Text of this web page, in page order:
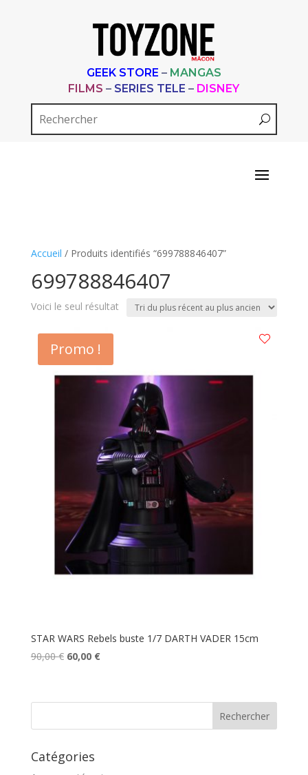
GEEK STORE – MANGAS
FILMS – SERIES TELE – DISNEY
Accueil / Produits identifiés “699788846407”
699788846407
Voici le seul résultat
Promo !
STAR WARS Rebels buste 1/7 DARTH VADER 15cm
90,00€ Le
était :
60,00 €Le
est :
Catégories